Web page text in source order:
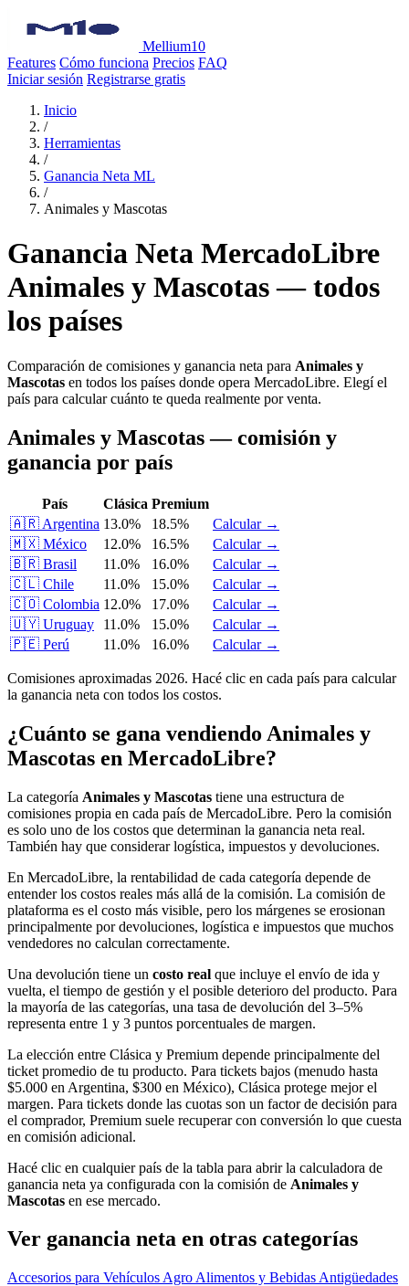
Mellium10
Features Cómo funciona Precios FAQ
Iniciar sesión Registrarse gratis
Inicio
/
Herramientas
/
Ganancia Neta ML
/
Animales y Mascotas
Ganancia Neta MercadoLibre
Animales y Mascotas — todos
los países
Comparación de comisiones y ganancia neta para Animales y
Mascotas en todos los países donde opera MercadoLibre. Elegí el
país para calcular cuánto te queda realmente por venta.
Animales y Mascotas — comisión y
ganancia por país
País Clásica Premium
🇦🇷 Argentina 13.0% 18.5%
Calcular →
🇲🇽 México 12.0% 16.5%
Calcular →
🇧🇷 Brasil 11.0% 16.0%
Calcular →
🇨🇱 Chile 11.0% 15.0%
Calcular →
🇨🇴 Colombia 12.0% 17.0%
Calcular →
🇺🇾 Uruguay 11.0% 15.0%
Calcular →
🇵🇪 Perú 11.0% 16.0% Calcular →
Comisiones aproximadas 2026. Hacé clic en cada país para calcular
la ganancia neta con todos los costos.
¿Cuánto se gana vendiendo Animales y
Mascotas en MercadoLibre?
La categoría Animales y Mascotas tiene una estructura de
comisiones propia en cada país de MercadoLibre. Pero la comisión
es solo uno de los costos que determinan la ganancia neta real.
También hay que considerar logística, impuestos y devoluciones.
En MercadoLibre, la rentabilidad de cada categoría depende de
entender los costos reales más allá de la comisión. La comisión de
plataforma es el costo más visible, pero los márgenes se erosionan
principalmente por devoluciones, logística e impuestos que muchos
vendedores no calculan correctamente.
Una devolución tiene un costo real que incluye el envío de ida y
vuelta, el tiempo de gestión y el posible deterioro del producto. Para
la mayoría de las categorías, una tasa de devolución del 3–5%
representa entre 1 y 3 puntos porcentuales de margen.
La elección entre Clásica y Premium depende principalmente del
ticket promedio de tu producto. Para tickets bajos (menudo hasta
$5.000 en Argentina, $300 en México), Clásica protege mejor el
margen. Para tickets donde las cuotas son un factor de decisión para
el comprador, Premium suele recuperar con conversión lo que cuesta
en comisión adicional.
Hacé clic en cualquier país de la tabla para abrir la calculadora de
ganancia neta ya configurada con la comisión de Animales y
Mascotas en ese mercado.
Ver ganancia neta en otras categorías
Accesorios para Vehículos Agro Alimentos y Bebidas Antigüedades